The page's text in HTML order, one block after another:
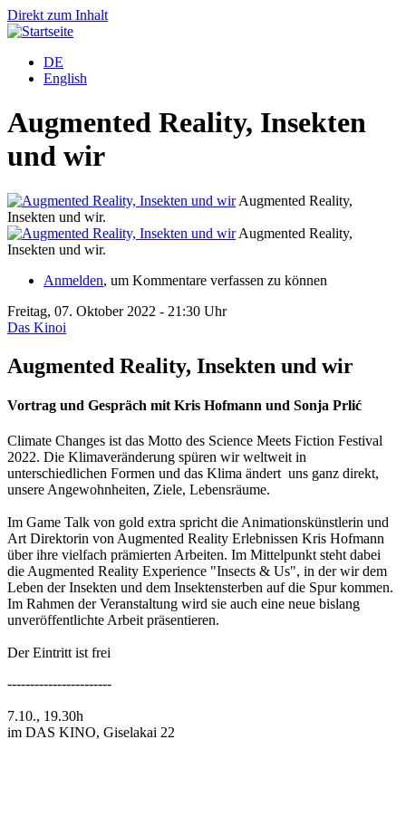
Direkt zum Inhalt
DE
English
Augmented Reality, Insekten
und wir
Augmented Reality,
Insekten und wir.
Augmented Reality,
Insekten und wir.
Anmelden, um Kommentare verfassen zu können
Freitag, 07. Oktober 2022 - 21:30 Uhr
Das Kinoi
Augmented Reality, Insekten und wir
Vortrag und Gespräch mit Kris Hofmann und Sonja Prlić
Climate Changes ist das Motto des Science Meets Fiction Festival
2022. Die Klimaveränderung spüren wir weltweit in
unterschiedlichen Formen und das Klima ändert uns ganz direkt,
unsere Angewohnheiten, Ziele, Lebensräume.
Im Game Talk von gold extra spricht die Animationskünstlerin und
Art Direktorin von Augmented Reality Erlebnissen Kris Hofmann
über ihre vielfach prämierten Arbeiten. Im Mittelpunkt steht dabei
die Augmented Reality Experience "Insects & Us", in der wir dem
Leben der Insekten und dem Insektensterben auf die Spur kommen.
Im Rahmen der Veranstaltung wird sie auch eine neue bislang
unveröffentlichte Arbeit präsentieren.
Der Eintritt ist frei
-----------------------
7.10., 19.30h
im DAS KINO, Giselakai 22